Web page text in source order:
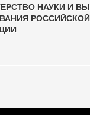
НАУКИ И
РОССИЙСКОЙ